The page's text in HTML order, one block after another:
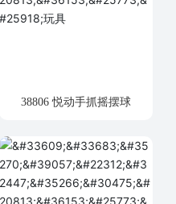
38806 悦动手抓摇摆球